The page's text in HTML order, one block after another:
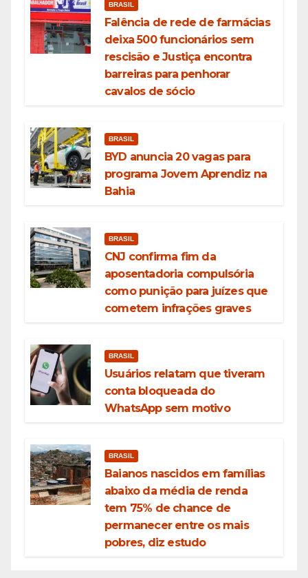
BRASIL
Falência de rede de farmácias
deixa 500 funcionários sem
rescisão e Justiça encontra
barreiras para penhorar
cavalos de sócio
BRASIL
BYD anuncia 20 vagas para
programa Jovem Aprendiz na
Bahia
BRASIL
CNJ confirma fim da
aposentadoria compulsória
como punição para juízes que
cometem infrações graves
BRASIL
Usuários relatam que tiveram
conta bloqueada do
WhatsApp sem motivo
BRASIL
Baianos nascidos em famílias
abaixo da média de renda
tem 75% de chance de
permanecer entre os mais
pobres, diz estudo